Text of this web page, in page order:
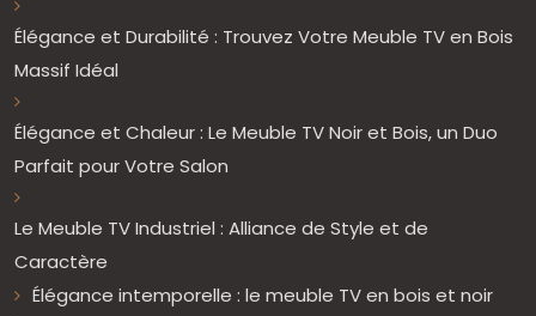
Élégance et Durabilité : Trouvez Votre Meuble TV en Bois
Massif Idéal
Élégance et Chaleur : Le Meuble TV Noir et Bois, un Duo
Parfait pour Votre Salon
Le Meuble TV Industriel : Alliance de Style et de
Caractère
Élégance intemporelle : le meuble TV en bois et noir